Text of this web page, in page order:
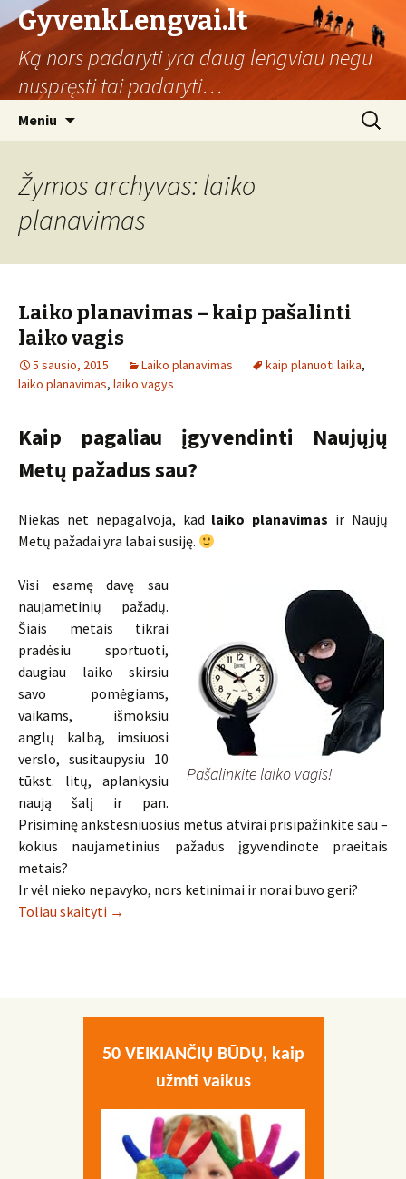
GyvenkLengvai.lt
Ką nors padaryti yra daug lengviau negu
nuspręsti tai padaryti…
Meniu Ieškoti:
Žymos archyvas: laiko
planavimas
Laiko planavimas – kaip pašalinti
laiko vagis
5 sausio, 2015 Laiko planavimas kaip planuoti laika,
laiko planavimas, laiko vagys
Kaip pagaliau įgyvendinti Naujųjų
Metų pažadus sau?
Niekas net nepagalvoja, kad laiko planavimas ir Naujų
Metų pažadai yra labai susiję.
Pašalinkite laiko vagis!
Visi esamę davę sau
naujametinių pažadų.
Šiais metais tikrai
pradėsiu sportuoti,
daugiau laiko skirsiu
savo pomėgiams,
vaikams, išmoksiu
anglų kalbą, imsiuosi
verslo, susitaupysiu 10
tūkst. litų, aplankysiu
naują šalį ir pan.
Prisiminę ankstesniuosius metus atvirai prisipažinkite sau –
kokius naujametinius pažadus įgyvendinote praeitais
metais?
Ir vėl nieko nepavyko, nors ketinimai ir norai buvo geri?
Toliau skaityti Laiko planavimas – kaip pašalinti laiko vagis
→
50 VEIKIANČIŲ BŪDŲ, kaip
užmti vaikus